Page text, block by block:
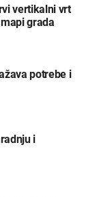
vertikalni vrt
grada
potrebe i
i